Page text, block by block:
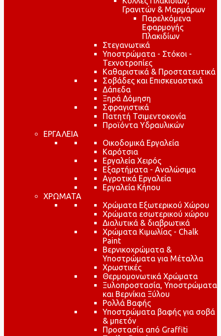
Γρανιτών & Μαρμάρων
Παρελκόμενα
Εφαρμογής
Πλακιδίων
Στεγανωτικά
Υποστρώματα - Στόκοι -
Τεχνοτροπίες
Καθαριστικά & Προστατευτικά
Σοβάδες και Επισκευαστικά
Δάπεδα
Ξηρά Δόμηση
Σφραγιστικά
Πατητή Τσιμεντοκονία
Προϊόντα Υδραυλικών
ΕΡΓΑΛΕΙΑ
Οικοδομικά Εργαλεία
Καρότσια
Εργαλεία Χειρός
Εξαρτήματα - Αναλώσιμα
Αγροτικά Εργαλεία
Εργαλεία Κήπου
ΧΡΩΜΑΤΑ
Χρώματα Εξωτερικού Χώρου
Χρώματα εσωτερικού χώρου
Διαλυτικά & διαβρωτικά
Χρώματα Κιμωλίας - Chalk
Paint
Βερνικοχρώματα &
Υποστρώματα για Μέταλλα
Χρωστικές
Θερμομονωτικά Χρώματα
Ξυλοπροστασία, Υποστρώματα
και Βερνίκια Ξύλου
Ρολλά Βαφής
Υποστρώματα βαφής για σοβά
& μπετόν
Προστασία από Graffiti